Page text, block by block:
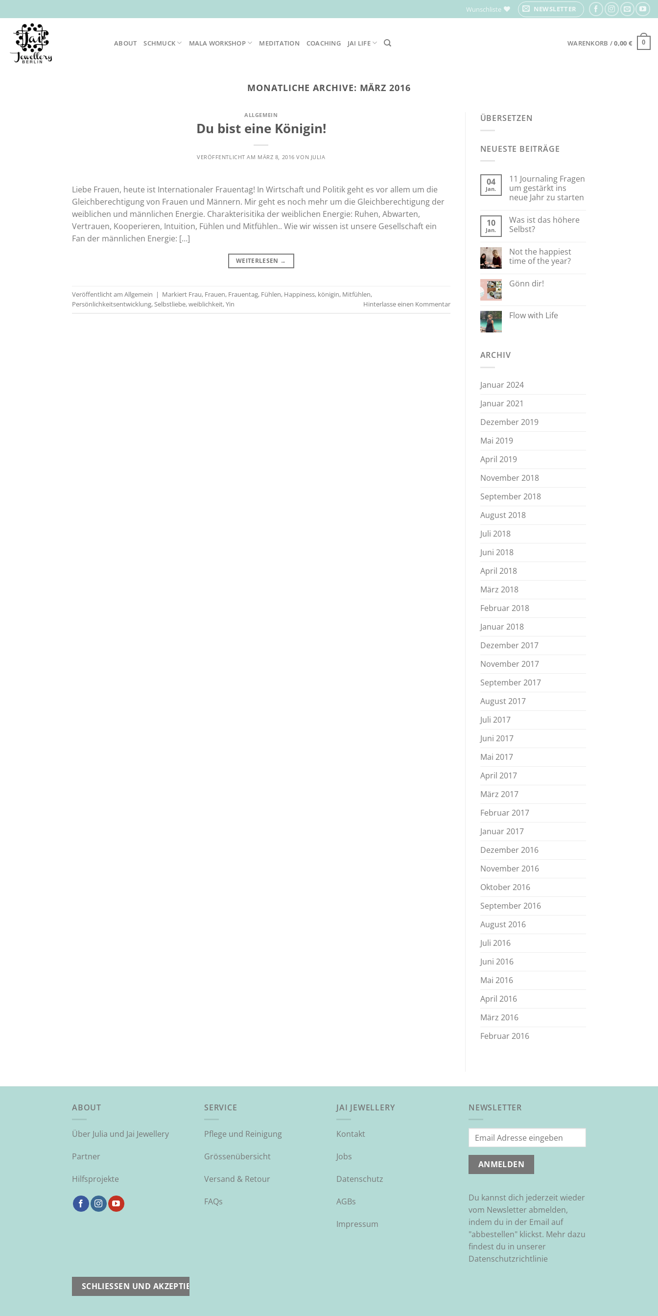
Inhalt
springen
Wunschliste NEWSLETTER
ABOUT SCHMUCK MALA WORKSHOP MEDITATION COACHING JAI LIFE WARENKORB /0,00 € 0
MONATLICHE ARCHIVE: MÄRZ 2016
ALLGEMEIN
Du bist eine Königin!
VERÖFFENTLICHT AM MÄRZ 8, 2016 VON JULIA
Liebe Frauen, heute ist Internationaler Frauentag! In Wirtschaft und Politik geht es vor allem um die
Gleichberechtigung von Frauen und Männern. Mir geht es noch mehr um die Gleichberechtigung der
weiblichen und männlichen Energie. Charakterisitika der weiblichen Energie: Ruhen, Abwarten,
Vertrauen, Kooperieren, Intuition, Fühlen und Mitfühlen.. Wie wir wissen ist unsere Gesellschaft ein
Fan der männlichen Energie: […]
WEITERLESEN →
Veröffentlicht am Allgemein | Markiert Frau, Frauen, Frauentag, Fühlen, Happiness, königin, Mitfühlen,
Persönlichkeitsentwicklung,Selbstliebe,weiblichkeit,Yin Hinterlasse einen Kommentar
ÜBERSETZEN
NEUESTE BEITRÄGE
04
Jan.
11 Journaling Fragen
um gestärkt ins
neue Jahr zu starten
10
Jan.
Was ist das höhere
Selbst?
Not the happiest
time of the year?
Gönn dir!
Flow with Life
ARCHIV
Januar 2024
Januar 2021
Dezember 2019
Mai 2019
April 2019
November 2018
September 2018
August 2018
Juli 2018
Juni 2018
April 2018
März 2018
Februar 2018
Januar 2018
Dezember 2017
November 2017
September 2017
August 2017
Juli 2017
Juni 2017
Mai 2017
April 2017
März 2017
Februar 2017
Januar 2017
Dezember 2016
November 2016
Oktober 2016
September 2016
August 2016
Juli 2016
Juni 2016
Mai 2016
April 2016
März 2016
Februar 2016
ABOUT
Über Julia und Jai Jewellery
Partner
Hilfsprojekte
SERVICE
Pflege und Reinigung
Grössenübersicht
Versand & Retour
FAQs
JAI JEWELLERY
Kontakt
Jobs
Datenschutz
AGBs
Impressum
NEWSLETTER
Du kannst dich jederzeit wieder
vom Newsletter abmelden,
indem du in der Email auf
"abbestellen" klickst. Mehr dazu
findest du in unserer
Datenschutzrichtlinie